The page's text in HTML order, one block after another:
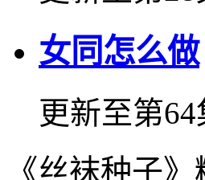
女同怎么做
更新至第64
《丝袜种子